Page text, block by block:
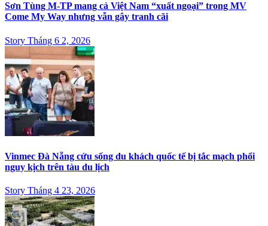
Sơn Tùng M-TP mang cả Việt Nam “xuất ngoại” trong MV
Come My Way nhưng vẫn gây tranh cãi
Story Tháng 6 2, 2026
Vinmec Đà Nẵng cứu sống du khách quốc tế bị tắc mạch phổi
nguy kịch trên tàu du lịch
Story Tháng 4 23, 2026